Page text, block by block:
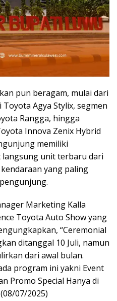
pun beragam, mulai dari
Agya Stylix, segmen
Rangga, hingga
Innova Zenix Hybrid
memiliki
unit terbaru dari
yang paling
Marketing Kalla
Toyota Auto Show yang
“Ceremonial
ditanggal 10 Juli, namun
dari awal bulan.
program ini yakni Event
Promo Special Hanya di
07/2025)